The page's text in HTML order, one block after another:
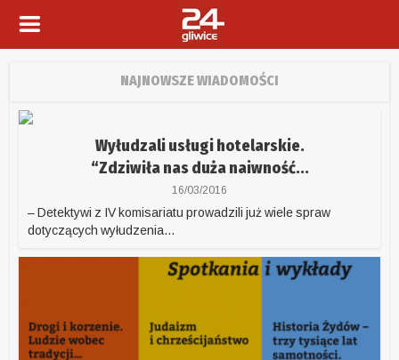
NAJNOWSZE WIADOMOŚCI
Wyłudzali usługi hotelarskie.
“Zdziwiła nas duża naiwność...
16/03/2016
– Detektywi z IV komisariatu prowadzili już wiele spraw
dotyczących wyłudzenia...